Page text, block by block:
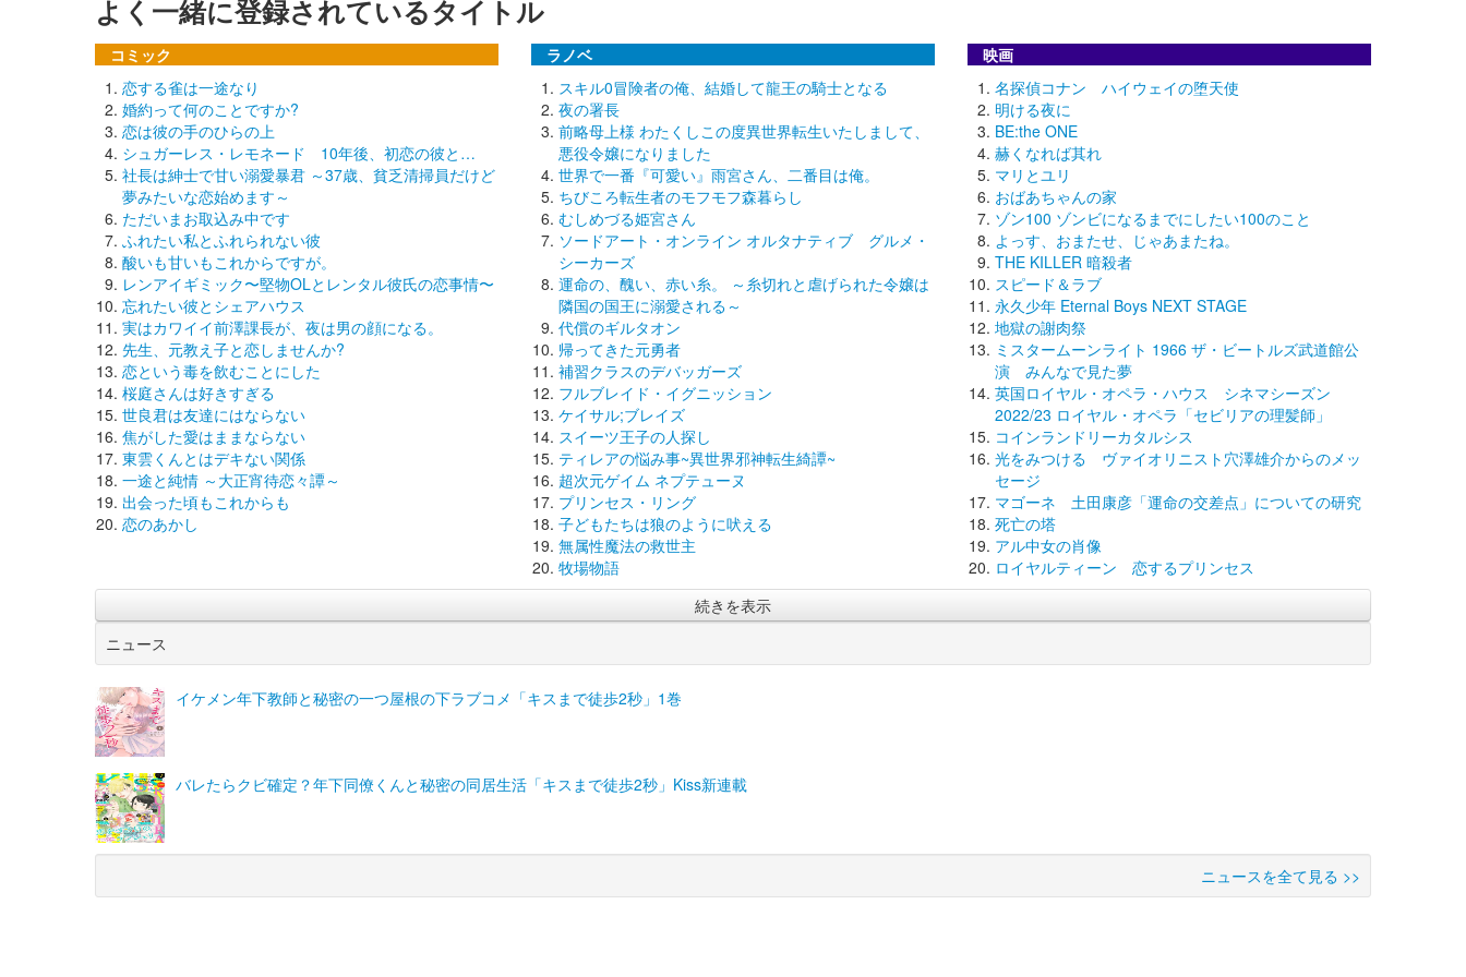
よく一緒に登録されているタイトル
コミック
恋する雀は一途なり
婚約って何のことですか?
恋は彼の手のひらの上
シュガーレス・レモネード 10年後、初恋の彼と…
社長は紳士で甘い溺愛暴君 ～37歳、貧乏清掃員だけど
夢みたいな恋始めます～
ただいまお取込み中です
ふれたい私とふれられない彼
酸いも甘いもこれからですが。
レンアイギミック〜堅物OLとレンタル彼氏の恋事情〜
忘れたい彼とシェアハウス
実はカワイイ前澤課長が、夜は男の顔になる。
先生、元教え子と恋しませんか?
恋という毒を飲むことにした
桜庭さんは好きすぎる
世良君は友達にはならない
焦がした愛はままならない
東雲くんとはデキない関係
一途と純情 ～大正宵待恋々譚～
出会った頃もこれからも
恋のあかし
ラノベ
スキル0冒険者の俺、結婚して龍王の騎士となる
夜の署長
前略母上様 わたくしこの度異世界転生いたしまして、
悪役令嬢になりました
世界で一番『可愛い』雨宮さん、二番目は俺。
ちびころ転生者のモフモフ森暮らし
むしめづる姫宮さん
ソードアート・オンライン オルタナティブ グルメ・
シーカーズ
運命の、醜い、赤い糸。 ～糸切れと虐げられた令嬢は
隣国の国王に溺愛される～
代償のギルタオン
帰ってきた元勇者
補習クラスのデバッガーズ
フルブレイド・イグニッション
ケイサル;ブレイズ
スイーツ王子の人探し
ティレアの悩み事~異世界邪神転生綺譚~
超次元ゲイム ネプテューヌ
プリンセス・リング
子どもたちは狼のように吠える
無属性魔法の救世主
牧場物語
映画
名探偵コナン ハイウェイの堕天使
明ける夜に
BE:the ONE
赫くなれば其れ
マリとユリ
おばあちゃんの家
ゾン100 ゾンビになるまでにしたい100のこと
よっす、おまたせ、じゃあまたね。
THE KILLER 暗殺者
スピード＆ラブ
永久少年 Eternal Boys NEXT STAGE
地獄の謝肉祭
ミスタームーンライト 1966 ザ・ビートルズ武道館公
演 みんなで見た夢
英国ロイヤル・オペラ・ハウス シネマシーズン
2022/23 ロイヤル・オペラ「セビリアの理髪師」
コインランドリーカタルシス
光をみつける ヴァイオリニスト穴澤雄介からのメッ
セージ
マゴーネ 土田康彦「運命の交差点」についての研究
死亡の塔
アル中女の肖像
ロイヤルティーン 恋するプリンセス
続きを表示
ニュース
イケメン年下教師と秘密の一つ屋根の下ラブコメ「キスまで徒歩2秒」1巻
バレたらクビ確定？年下同僚くんと秘密の同居生活「キスまで徒歩2秒」Kiss新連載
ニュースを全て見る >>